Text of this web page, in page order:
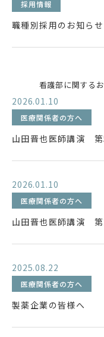
採用情報
職種別採用のお知らせ
看護部に関する
2026.01.10
医療関係者の方へ
山田晋也医師講演
2026.01.10
医療関係者の方へ
山田晋也医師講演
2025.08.22
医療関係者の方へ
製薬企業の皆様へ